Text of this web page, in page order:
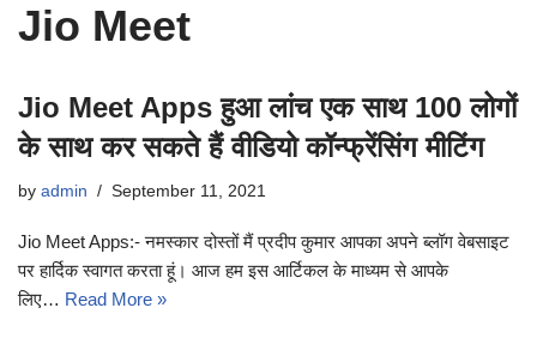
Jio Meet
Jio Meet Apps हुआ लांच एक साथ 100 लोगों
के साथ कर सकते हैं वीडियो कॉन्फ्रेंसिंग मीटिंग
by admin September 11, 2021
Jio Meet Apps:- नमस्कार दोस्तों मैं प्रदीप कुमार आपका अपने ब्लॉग वेबसाइट
पर हार्दिक स्वागत करता हूं। आज हम इस आर्टिकल के माध्यम से आपके
लिए… Read More »